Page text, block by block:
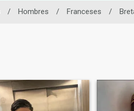
/ Hombres / Franceses /